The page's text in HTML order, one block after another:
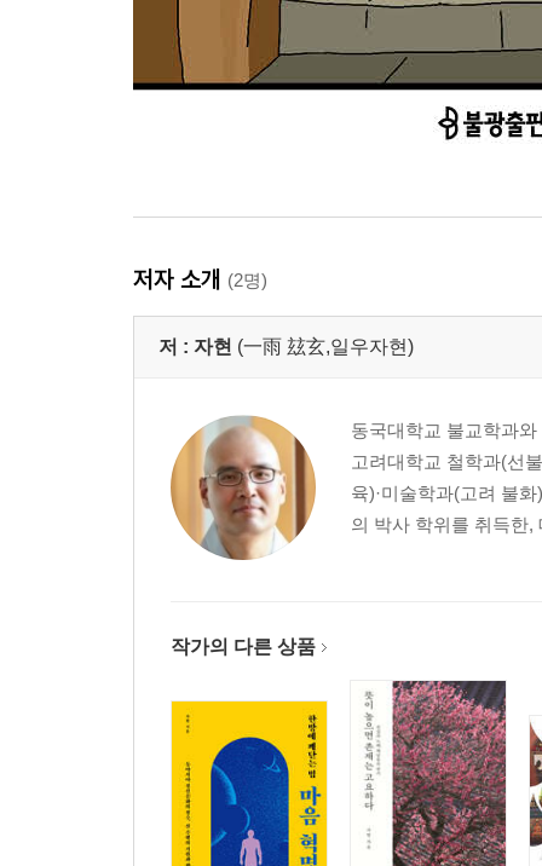
저자 소개 (2명)
저 : 자현 (一雨 玆玄,일우자현)
동국대학교 불교학과
고려대학교 철학과(선
육)·미술학과(고려 불
의 박사 학위를 취득한
작가의 다른 상품